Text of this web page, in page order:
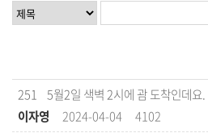
251 5월2일 색벽 2시에 괌 도착인데요.
이자영
2024-04-04
4102